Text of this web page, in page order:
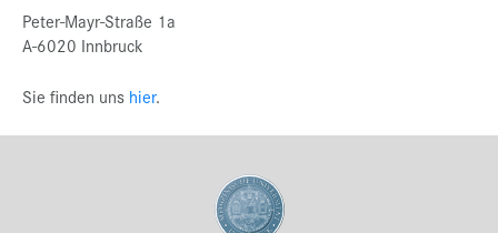
Peter-Mayr-Straße 1a
A-6020 Innbruck
Sie finden uns hier.